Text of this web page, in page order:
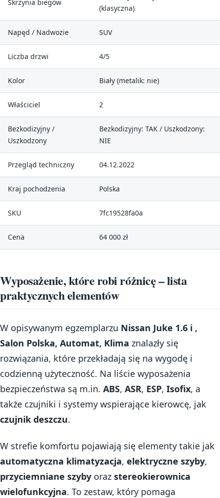
Skrzynia biegów
(klasyczna)
Napęd / Nadwozie SUV
Liczba drzwi 4/5
Kolor Biały (metalik: nie)
Właściciel 2
Bezkodizyjny /
Uszkodzony
Bezkodizyjny: TAK / Uszkodzony:
NIE
Przegląd techniczny 04.12.2022
Kraj pochodzenia Polska
SKU 7fc19528fa0a
Cena 64 000 zł
Wyposażenie, które robi różnicę – lista
praktycznych elementów
W opisywanym egzemplarzu Nissan Juke 1.6 i ,
Salon Polska, Automat, Klima znalazły się
rozwiązania, które przekładają się na wygodę i
codzienną użyteczność. Na liście wyposażenia
bezpieczeństwa są m.in. ABS, ASR, ESP, Isofix, a
także czujniki i systemy wspierające kierowcę, jak
czujnik deszczu.
W strefie komfortu pojawiają się elementy takie jak
automatyczna klimatyzacja, elektryczne szyby,
przyciemniane szyby oraz stereokierownica
wielofunkcyjna. To zestaw, który pomaga